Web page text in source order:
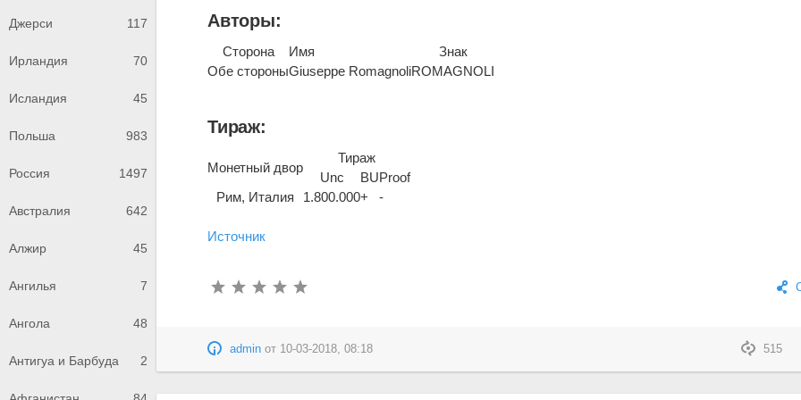
Джерси 117
Ирландия 70
Исландия 45
Польша 983
Россия 1497
Австралия 642
Алжир 45
Ангилья 7
Ангола 48
Антигуа и Барбуда 2
Авторы:
Сторона Имя
Знак
Обе стороныGiuseppe RomagnoliROMAGNOLI
Тираж:
Монетный двор
Тираж
Unc
BUProof
Рим, Италия
1.800.000+ -
Источник
515
admin от 10-03-2018, 08:18